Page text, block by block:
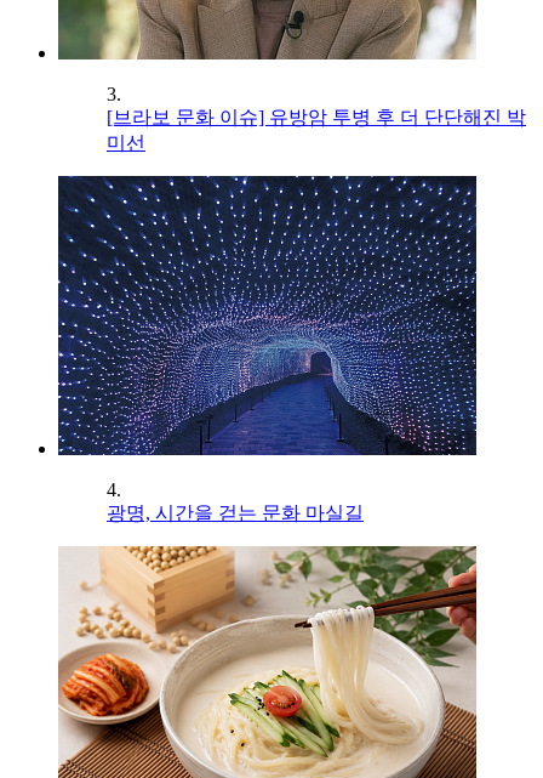
3.
[브라보 문화 이슈] 유방암 투병 후 더 단단해진 박
미선
4.
광명, 시간을 걷는 문화 마실길